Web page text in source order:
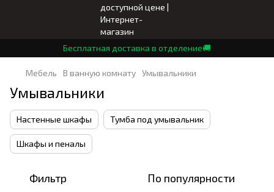
Бесплатная доставка в отделение🚚
Мебель В ванную комнату Умывальники
Умывальники
Настенные шкафы Тумба под умывальник
Шкафы и пеналы
Фильтр По популярности